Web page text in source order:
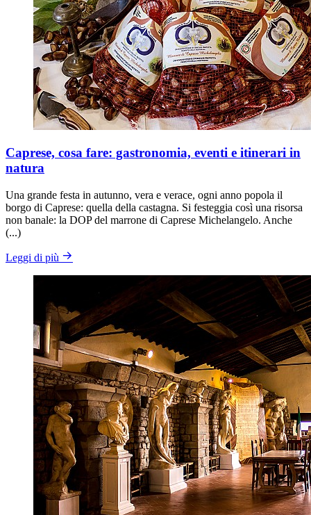
Caprese, cosa fare: gastronomia, eventi e itinerari in
natura
Una grande festa in autunno, vera e verace, ogni anno popola il
borgo di Caprese: quella della castagna. Si festeggia così una risorsa
non banale: la DOP del marrone di Caprese Michelangelo. Anche
(...)
Leggi di più